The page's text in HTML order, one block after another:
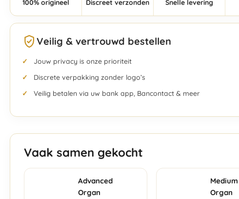
100% origineel Discreet verzonden Snelle levering
Veilig & vertrouwd bestellen
Jouw privacy is onze prioriteit
Discrete verpakking zonder logo’s
Veilig betalen via uw bank app, Bancontact & meer
Vaak samen gekocht
Advanced
Organ
Medium
Organ